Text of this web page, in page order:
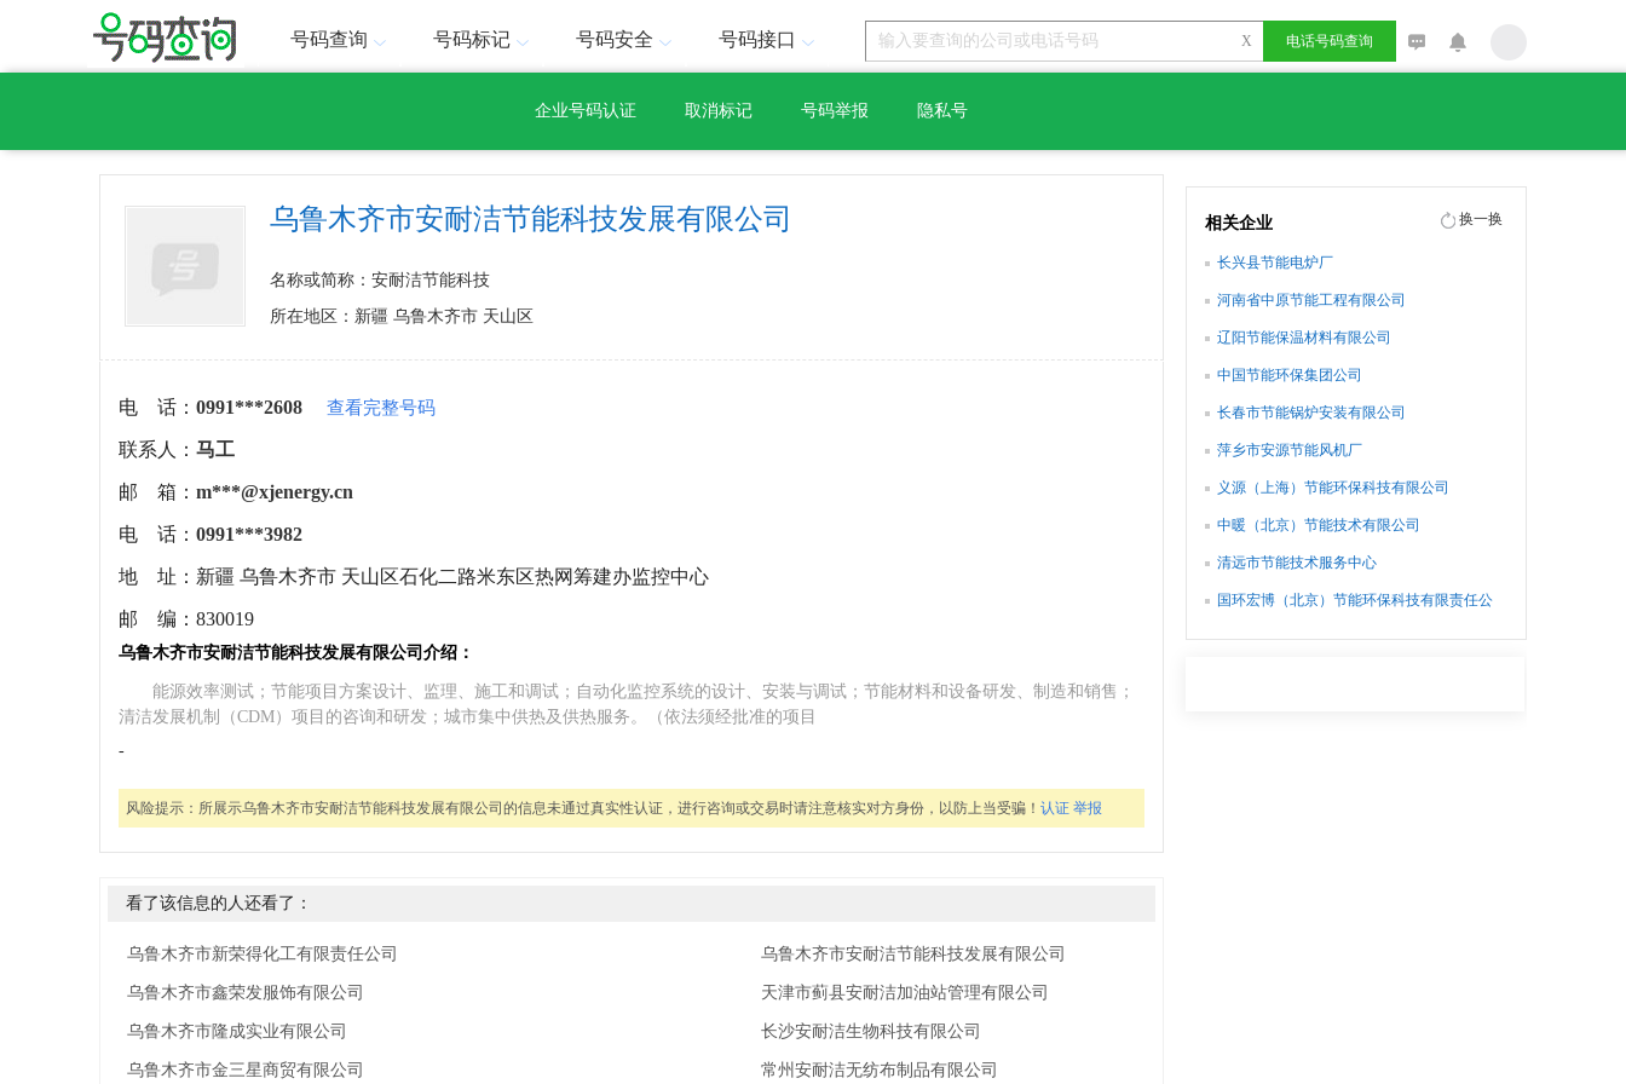
号码查询 号码标记 号码安全 号码接口 X 电话号码查询
企业号码认证 取消标记 号码举报 隐私号
乌鲁木齐市安耐洁节能科技发展有限公司
名称或简称：安耐洁节能科技
所在地区：新疆 乌鲁木齐市 天山区
电 话： 0991***2608 查看完整号码
联系人： 马工
邮 箱： m***@xjenergy.cn
电 话： 0991***3982
地 址： 新疆 乌鲁木齐市 天山区石化二路米东区热网筹建办监控中心
邮 编： 830019
乌鲁木齐市安耐洁节能科技发展有限公司介绍：
能源效率测试；节能项目方案设计、监理、施工和调试；自动化监控系统的设计、安装与调试；节能材料和设备研发、制造和销售；
清洁发展机制（CDM）项目的咨询和研发；城市集中供热及供热服务。（依法须经批准的项目
-
风险提示： 所展示乌鲁木齐市安耐洁节能科技发展有限公司的信息未通过真实性认证，进行咨询或交易时请注意核实对方身份，以防上当受骗！ 认证 举报
看了该信息的人还看了：
乌鲁木齐市新荣得化工有限责任公司
乌鲁木齐市鑫荣发服饰有限公司
乌鲁木齐市隆成实业有限公司
乌鲁木齐市金三星商贸有限公司
乌鲁木齐市安耐洁节能科技发展有限公司
天津市蓟县安耐洁加油站管理有限公司
长沙安耐洁生物科技有限公司
常州安耐洁无纺布制品有限公司
相关企业 换一换
长兴县节能电炉厂
河南省中原节能工程有限公司
辽阳节能保温材料有限公司
中国节能环保集团公司
长春市节能锅炉安装有限公司
萍乡市安源节能风机厂
义源（上海）节能环保科技有限公司
中暖（北京）节能技术有限公司
清远市节能技术服务中心
国环宏博（北京）节能环保科技有限责任公